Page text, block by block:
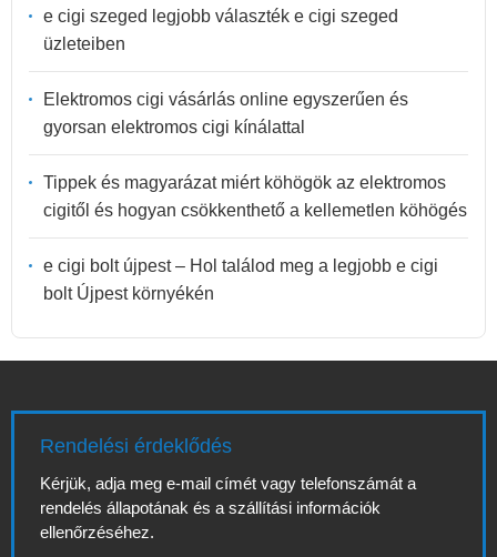
e cigi szeged legjobb választék e cigi szeged
üzleteiben
Elektromos cigi vásárlás online egyszerűen és
gyorsan elektromos cigi kínálattal
Tippek és magyarázat miért köhögök az elektromos
cigitől és hogyan csökkenthető a kellemetlen köhögés
e cigi bolt újpest – Hol találod meg a legjobb e cigi
bolt Újpest környékén
Rendelési érdeklődés
Kérjük, adja meg e-mail címét vagy telefonszámát a
rendelés állapotának és a szállítási információk
ellenőrzéséhez.